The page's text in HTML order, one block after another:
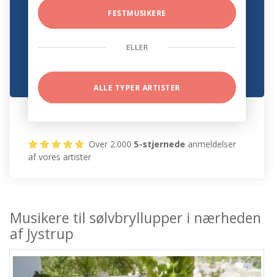
FESTMUSIKERE
ELLER
ALLE TYPER ARTISTER
Over 2.0005-stjernede anmeldelser
af vores artister
Musikere til sølvbryllupper i nærheden
af Jystrup